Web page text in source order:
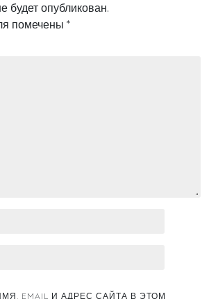
будет опубликован.
помечены *
EMAIL И АДРЕС САЙТА В ЭТОМ